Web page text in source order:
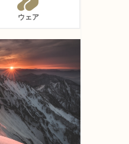
ウェア